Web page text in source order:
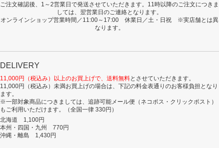
ご注文確認後、1～2営業日で発送させていただきます。11時以降のご注文につきま
しては、翌営業日のご連絡となります。
オンラインショップ営業時間／11:00～17:00 休業日／土・日祝 ※実店舗とは異
なります。
DELIVERY
11,000円（税込み）以上のお買上げで、送料無料とさせていただきます。
11,000円（税込み）未満お買上げの場合は、下記の料金表通りのお客様負担となり
ます。
※一部対象商品につきましては、追跡可能メール便（ネコポス・クリックポスト）
もご利用いただけます。（全国一律 330円）
北海道 1,100円
本州・四国・九州 770円
沖縄・離島 1,430円